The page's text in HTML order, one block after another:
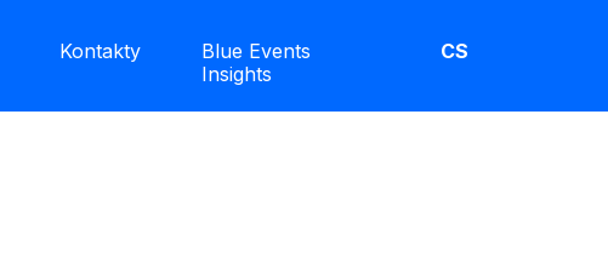
Kontakty
Blue Events
Insights
CS